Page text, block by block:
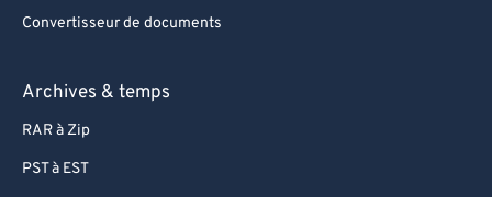
Convertisseur de documents
Archives & temps
RAR à Zip
PST à EST